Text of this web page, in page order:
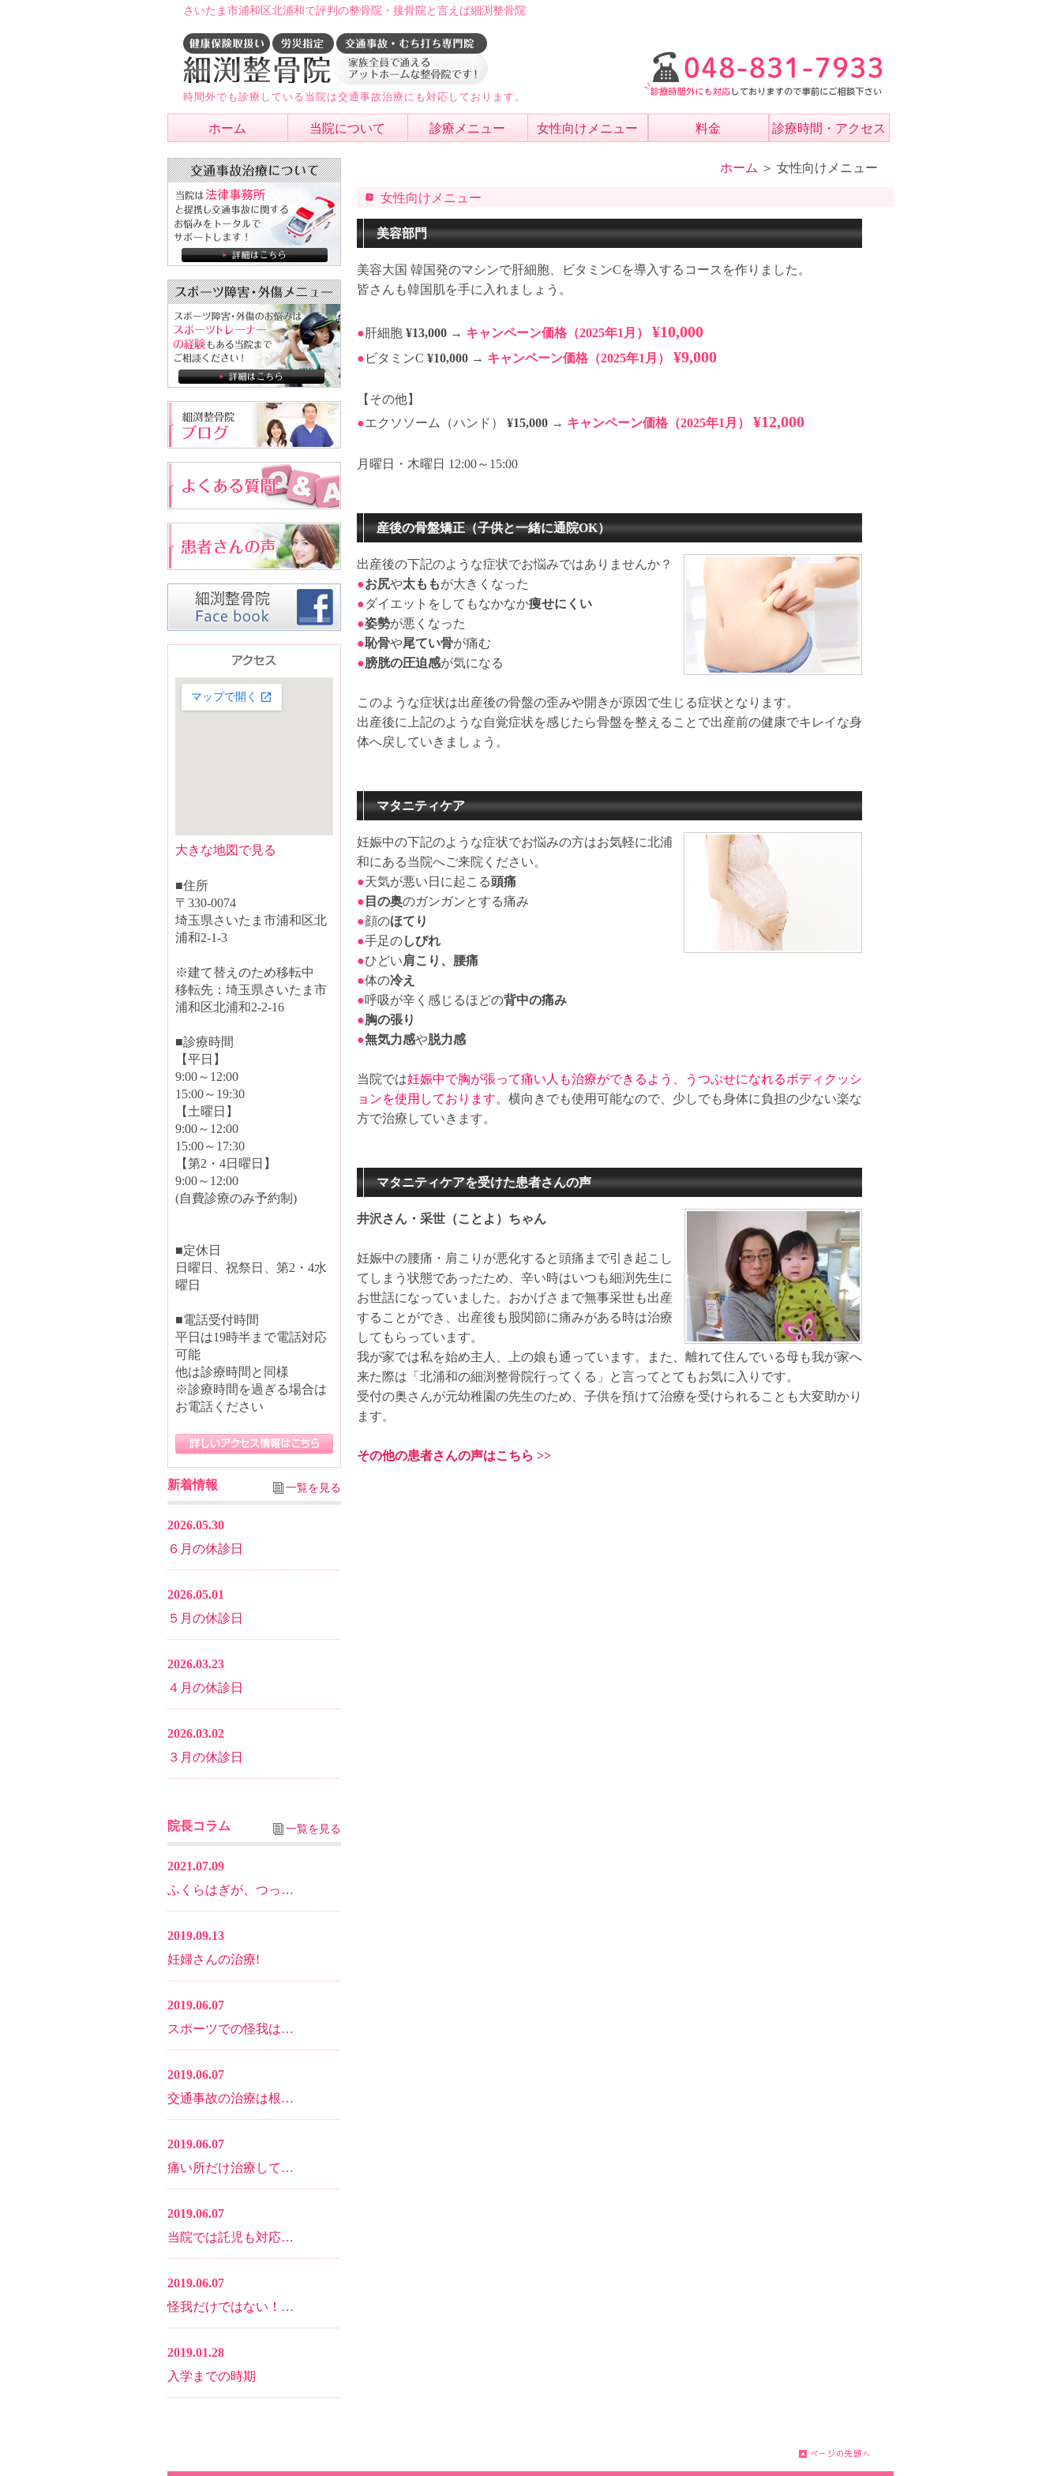
さいたま市浦和区北浦和で評判の整骨院・接骨院と言えば細渕整骨院
時間外でも診療している当院は交通事故治療にも対応しております。
ホーム 当院について 診療メニュー 女性向けメニュー 料金 診療時間・アクセス
ホーム ＞ 女性向けメニュー
女性向けメニュー
美容部門
美容大国 韓国発のマシンで肝細胞、ビタミンCを導入するコースを作りました。
皆さんも韓国肌を手に入れましょう。
● 肝細胞 ¥13,000 → キャンペーン価格（2025年1月） ¥10,000
● ビタミンC ¥10,000 → キャンペーン価格（2025年1月） ¥9,000
【その他】
●エクソソーム（ハンド） ¥15,000 → キャンペーン価格（2025年1月） ¥12,000
月曜日・木曜日 12:00～15:00
産後の骨盤矯正（子供と一緒に通院OK）
出産後の下記のような症状でお悩みではありませんか？
●お尻や太ももが大きくなった
●ダイエットをしてもなかなか痩せにくい
●姿勢が悪くなった
●恥骨や尾てい骨が痛む
●膀胱の圧迫感が気になる
このような症状は出産後の骨盤の歪みや開きが原因で生じる症状となります。
出産後に上記のような自覚症状を感じたら骨盤を整えることで出産前の健康でキレイな身
体へ戻していきましょう。
マタニティケア
妊娠中の下記のような症状でお悩みの方はお気軽に北浦
和にある当院へご来院ください。
●天気が悪い日に起こる頭痛
● 目の奥のガンガンとする痛み
●顔のほてり
●手足のしびれ
●ひどい肩こり、腰痛
●体の冷え
●呼吸が辛く感じるほどの背中の痛み
●胸の張り
●無気力感や脱力感
当院では妊娠中で胸が張って痛い人も治療ができるよう、うつぶせになれるボディクッシ
ョンを使用しております。 横向きでも使用可能なので、少しでも身体に負担の少ない楽な
方で治療していきます。
マタニティケアを受けた患者さんの声
井沢さん・采世（ことよ）ちゃん
妊娠中の腰痛・肩こりが悪化すると頭痛まで引き起こし
てしまう状態であったため、辛い時はいつも細渕先生に
お世話になっていました。おかげさまで無事采世も出産
することができ、出産後も股関節に痛みがある時は治療
してもらっています。
我が家では私を始め主人、上の娘も通っています。また、離れて住んでいる母も我が家へ
来た際は「北浦和の細渕整骨院行ってくる」と言ってとてもお気に入りです。
受付の奥さんが元幼稚園の先生のため、子供を預けて治療を受けられることも大変助かり
ます。
その他の患者さんの声はこちら >>
大きな地図で見る
■住所
〒330-0074
埼玉県さいたま市浦和区北
浦和2-1-3
※建て替えのため移転中
移転先：埼玉県さいたま市
浦和区北浦和2-2-16
■診療時間
【平日】
9:00～12:00
15:00～19:30
【土曜日】
9:00～12:00
15:00～17:30
【第2・4日曜日】
9:00～12:00
(自費診療のみ予約制)
■定休日
日曜日、祝祭日、第2・4水
曜日
■電話受付時間
平日は19時半まで電話対応
可能
他は診療時間と同様
※診療時間を過ぎる場合は
お電話ください
新着情報 一覧を見る
2026.05.30
６月の休診日
2026.05.01
５月の休診日
2026.03.23
４月の休診日
2026.03.02
３月の休診日
院長コラム 一覧を見る
2021.07.09
ふくらはぎが、つっ…
2019.09.13
妊婦さんの治療!
2019.06.07
スポーツでの怪我は…
2019.06.07
交通事故の治療は根…
2019.06.07
痛い所だけ治療して…
2019.06.07
当院では託児も対応…
2019.06.07
怪我だけではない！…
2019.01.28
入学までの時期